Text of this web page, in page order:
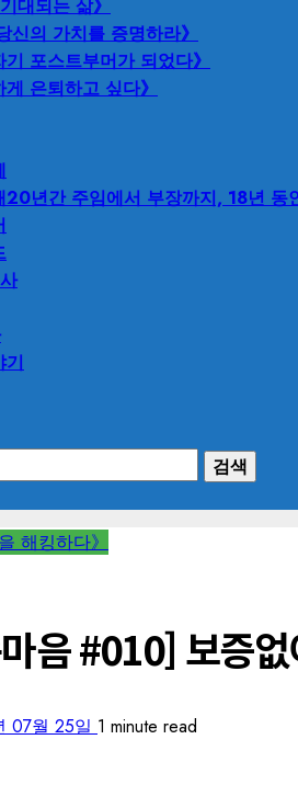
대되는 삶》
신의 가치를 증명하라》
기 포스트부머가 되었다》
게 은퇴하고 싶다》
20년간 주임에서 부장까지, 18년 동
기
해킹하다》
음 #010] 보증
07월 25일 1 minute read